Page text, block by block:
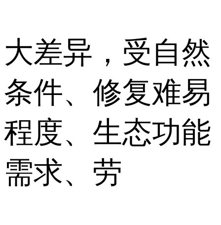
大差异，受自然
条件、修复难易
程度、生态功能
需求、劳